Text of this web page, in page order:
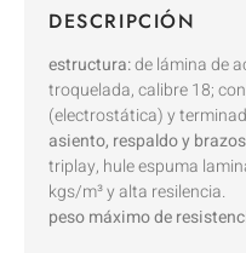
DESCRIPCIÓN
estructura:de lámina de
troquelada, calibre 18;
(electrostática) y
asiento, respaldo y
triplay, hule espuma
kgs/m³ y alta resilencia.
peso máximo de